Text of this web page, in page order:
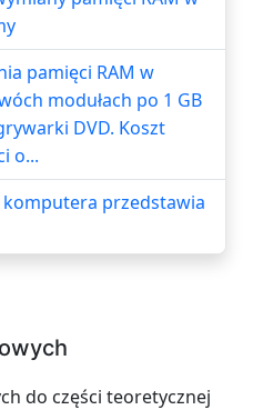
pamięci RAM w
modułach po 1 GB
DVD. Koszt
o...
komputera przedstawia
do części teoretycznej